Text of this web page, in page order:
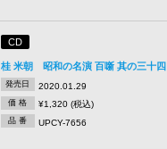
CD
桂 米朝 昭和の名演 百噺 其の三十四
発売日 2020.01.29
価 格 ¥1,320 (税込)
品 番 UPCY-7656